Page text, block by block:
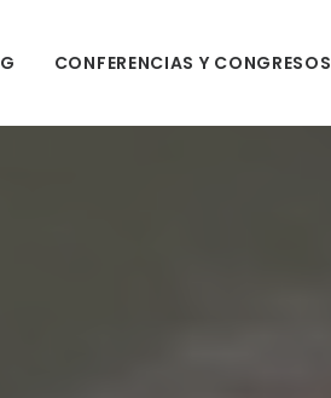
CONFERENCIAS Y CONGRESOS